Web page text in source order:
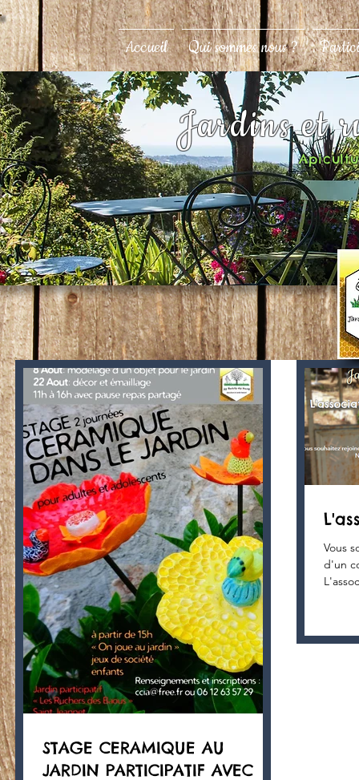
STAGE CERAMIQUE AU
JARDIN PARTICIPATIF AVEC
Vous
d'un
Accueil Qui sommes nous ?
Jardins et